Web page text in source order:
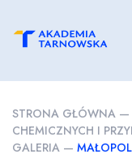
STRONA GŁÓWNA —
CHEMICZNYCH I
GALERIA —